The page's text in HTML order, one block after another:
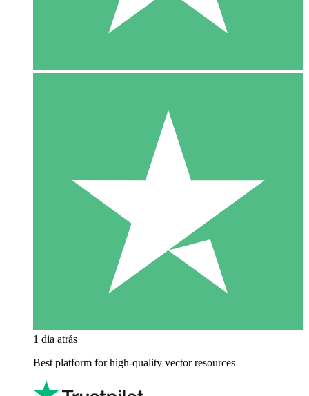
1 dia atrás
Best platform for high-quality vector resources